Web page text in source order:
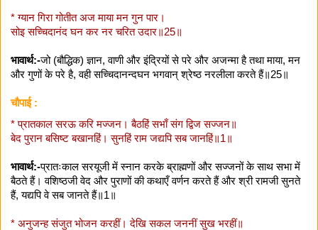
* ग्यान गिरा गोतीत अज माया मन गुन पार।
सोइ सच्चिदानंद घन कर नर चरित उदार॥25॥
भावार्थ:-जो (बौद्धिक) ज्ञान, वाणी और इंद्रियों से परे और अजन्मा है तथा माया, मन
और गुणों के परे है, वही सच्चिदानन्दघन भगवान्‌ श्रेष्ठ नरलीला करते हैं॥25॥
चौपाई :
* प्रातकाल सरऊ करि मज्जन। बैठहिं सभाँ संग द्विज सज्जन॥
बेद पुरान बसिष्ट बखानहिं। सुनहिं राम जद्यपि सब जानहिं॥1॥
भावार्थ:-प्रातःकाल सरयूजी में स्नान करके ब्राह्मणों और सज्जनों के साथ सभा में
बैठते हैं। वशिष्ठजी वेद और पुराणों की कथाएँ वर्णन करते हैं और श्री रामजी सुनते
हैं, यद्यपि वे सब जानते हैं॥1॥
* अनुजन्ह संजुत भोजन करहीं। देखि सकल जननीं सुख भरहीं॥